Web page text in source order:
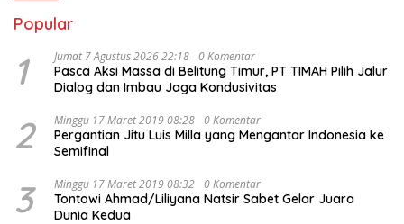
Popular
1 Jumat 7 Agustus 2026 22:18 0 Komentar
Pasca Aksi Massa di Belitung Timur, PT TIMAH Pilih Jalur
Dialog dan Imbau Jaga Kondusivitas
2 Minggu 17 Maret 2019 08:28 0 Komentar
Pergantian Jitu Luis Milla yang Mengantar Indonesia ke
Semifinal
3 Minggu 17 Maret 2019 08:32 0 Komentar
Tontowi Ahmad/Liliyana Natsir Sabet Gelar Juara
Dunia Kedua